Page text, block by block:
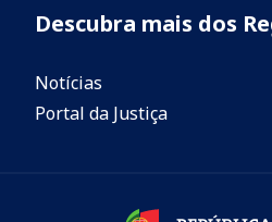
Descubra mais dos
Notícias
Portal da Justiça